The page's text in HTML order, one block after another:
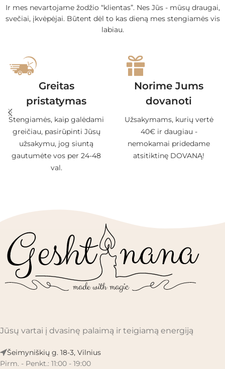
Ir mes nevartojame žodžio “klientas”. Nes Jūs - mūsų draugai,
svečiai, įkvėpėjai. Būtent dėl to kas dieną mes stengiamės vis
labiau.
Greitas
pristatymas
Stengiamės, kaip galėdami
greičiau, pasirūpinti Jūsų
užsakymu, jog siuntą
gautumėte vos per 24-48
val.
Norime Jums
dovanoti
Užsakymams, kurių vertė
40€ ir daugiau -
nemokamai pridedame
atsitiktinę DOVANĄ!
Jūsų vartai į dvasinę palaimą ir teigiamą energiją
Šeimyniškių g. 18-3, Vilnius
Pirm. - Penkt.: 11:00 - 19:00